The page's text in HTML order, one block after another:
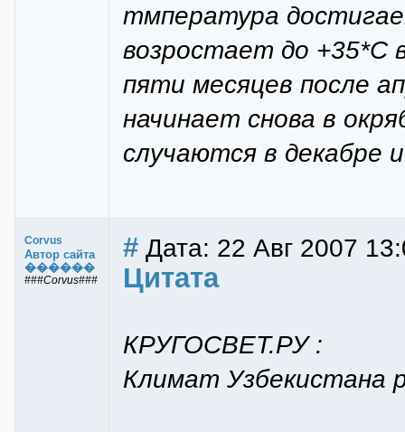
тмпература
возростает до +35*С
пяти месяцев после
начинает снова в
случаются в декабре
Corvus
Автор сайта
������
###Corvus###
# Дата: 22 Авг 2007
Цитата
КРУГОСВЕТ.РУ :
Климат Узбекистана